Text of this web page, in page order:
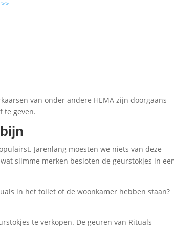
van onder andere HEMA zijn doorgaans
te geven.
Jarenlang moesten we niets van deze
slimme merken besloten de geurstokjes in
in het toilet of de woonkamer hebben staan?
te verkopen. De geuren van Rituals